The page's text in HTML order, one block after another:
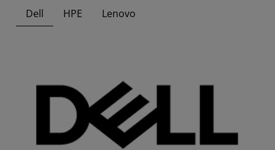
Dell HPE Lenovo